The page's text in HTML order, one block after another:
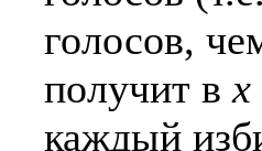
голосов,
получит вx
каждый